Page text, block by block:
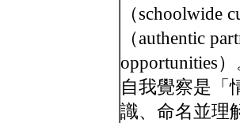
（schoolwide
（authentic
opportunities）
自我覺察是「
識、命名並理